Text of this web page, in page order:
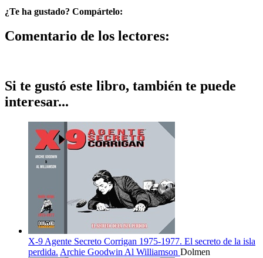
¿Te ha gustado? Compártelo:
Comentario de los lectores:
Si te gustó este libro, también te puede
interesar...
X-9 Agente Secreto Corrigan 1975-1977. El secreto de la isla
perdida. Archie Goodwin Al Williamson Dolmen